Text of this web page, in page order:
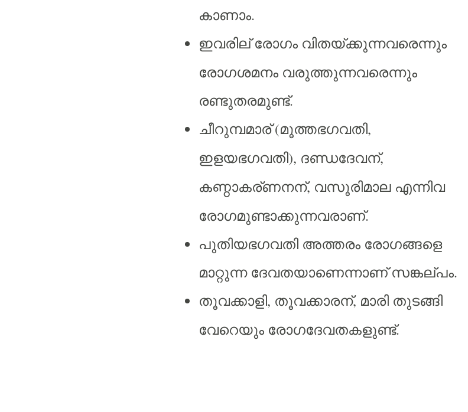
കാണാം.
ഇവരില്രോഗം വിതയ്ക്കുന്നവരെന്നും
രോഗശമനം വരുത്തുന്നവരെന്നും
രണ്ടുതരമുണ്ട്.
ചീറുമ്പമാര്(മൂത്തഭഗവതി,
ഇളയഭഗവതി), ദണ്ഡദേവന്,
കണ്ഠാകര്ണനന്, വസൂരിമാല എന്നിവ
രോഗമുണ്ടാക്കുന്നവരാണ്.
പുതിയഭഗവതി അത്തരം രോഗങ്ങളെ
മാറ്റുന്ന ദേവതയാണെന്നാണ്സങ്കല്പം.
തൂവക്കാളി, തൂവക്കാരന്, മാരി തുടങ്ങി
വേറെയും രോഗദേവതകളുണ്ട്.